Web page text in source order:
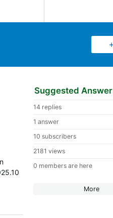
Suggested Answer
14 replies
1 answer
10 subscribers
2181 views
0 members are here
More